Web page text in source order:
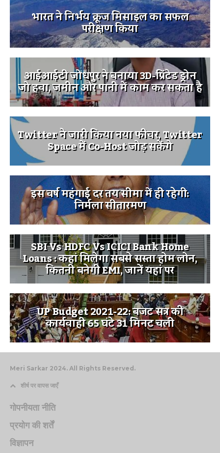
भारत ने निर्भय क्रूज मिसाइल का सफल
परीक्षण किया
आईआईटी जोधपुर ने बनाया 3D-प्रिंटेड ड्रोन
जो हवा, जमीन और पानी में काम कर सकता है
Twitter ने जारी किया नया फीचर, Twitter
Space में Co-Host जोड़ सकेंगे
इस वर्ष महंगाई दर तय सीमा में ही रहेगी:
निर्मला सीतारमण
SBI Vs HDFC Vs ICICI Bank Home
Loans : कहां मिलेगा सबसे सस्ता होम लोन,
कितनी बनेगी EMI, जानें यहां पर
UP Budget 2021-22: बजट सत्र की
कार्यवाही 65 घंटे 31 मिनट चली
Meri Sarkar 2024. All Rights Reserved.
शीर्ष पर वापस जाएँ
गोपनीयता नीति
प्रयोग की शर्तें
विज्ञापन